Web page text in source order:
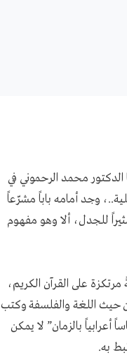
محمد الرحموني في
وجد أمامه باباً مشرّعاً
للجدل، ألا وهو مفهوم
على القرآن الكريم،
حيث اللغة والفلسفة وكتب
أعرابياً بالزمان” لا يمكن
به.